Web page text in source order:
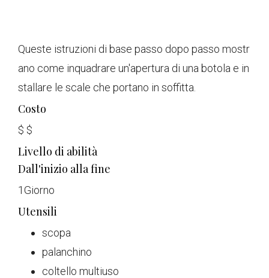
Queste istruzioni di base passo dopo passo mostr
ano come inquadrare un'apertura di una botola e in
stallare le scale che portano in soffitta.
Costo
$ $
Livello di abilità
Dall'inizio alla fine
1Giorno
Utensili
scopa
palanchino
coltello multiuso